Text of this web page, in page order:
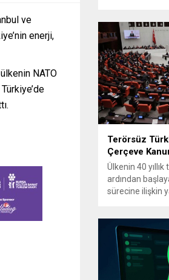
ve
enerji,
NATO
2027’ye kadar
düzenlemenin
değişikliği
vurgulanıyor;
vadeli çevre
Terörsüz
Çerçeve
Ülkenin 40
ardından
sürecine ilişkin
üzere
düzenlemeleri
Hazırlanan
varlığını sona
mühimmatını